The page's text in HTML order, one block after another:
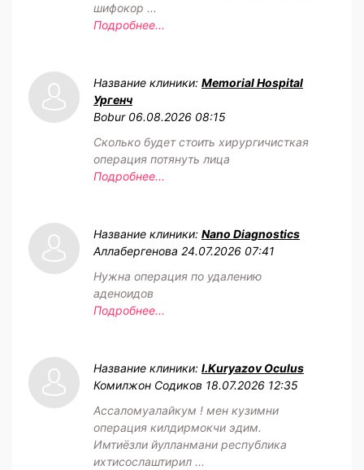
шифокор ...
Подробнее...
Название клиники: Memorial Hospital
Ургенч
Bobur 06.08.2026 08:15
Сколько будет стоить хирургичисткая
операция потянуть лица
Подробнее...
Название клиники: Nano Diagnostics
Аллабергенова 24.07.2026 07:41
Нужна операция по удалению
аденоидов
Подробнее...
Название клиники: I.Kuryazov Oculus
Комилжон Содиков 18.07.2026 12:35
Ассаломуалайкум ! мен кузимни
операция килдирмокчи эдим.
Имтиёзли йулланмани республика
ихтисослаштирил ...